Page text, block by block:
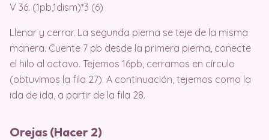
V 36. (1pb,1dism)*3 (6)
Llenar y cerrar. La segunda pierna se teje de la misma
manera. Cuente 7 pb desde la primera pierna, conecte
el hilo al octavo. Tejemos 16pb, cerramos en círculo
(obtuvimos la fila 27). A continuación, tejemos como la
ida de ida, a partir de la fila 28.
Orejas (Hacer 2)